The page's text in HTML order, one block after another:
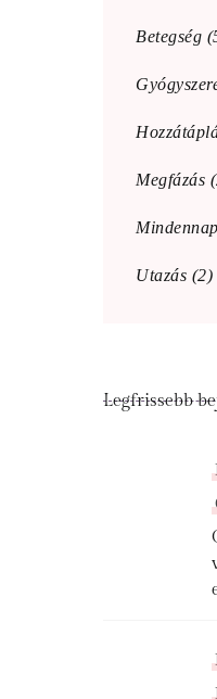
Betegség
Megfázás
Utazás (2)
Legfrissebb